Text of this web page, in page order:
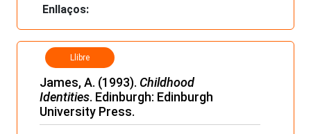
Enllaços:
Llibre
James, A. (1993). Childhood
Identities. Edinburgh: Edinburgh
University Press.